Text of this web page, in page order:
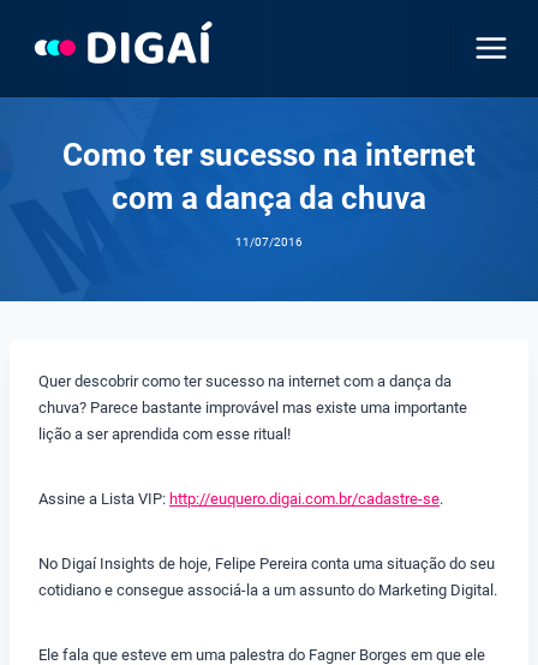
Como ter sucesso na internet
com a dança da chuva
11/07/2016
Quer descobrir como ter sucesso na internet com a dança da
chuva? Parece bastante improvável mas existe uma importante
lição a ser aprendida com esse ritual!
Assine a Lista VIP: http://euquero.digai.com.br/cadastre-se.
No Digaí Insights de hoje, Felipe Pereira conta uma situação do seu
cotidiano e consegue associá-la a um assunto do Marketing Digital.
Ele fala que esteve em uma palestra do Fagner Borges em que ele